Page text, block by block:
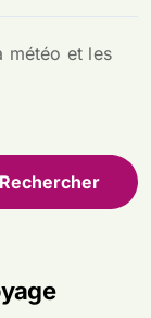
météo et les